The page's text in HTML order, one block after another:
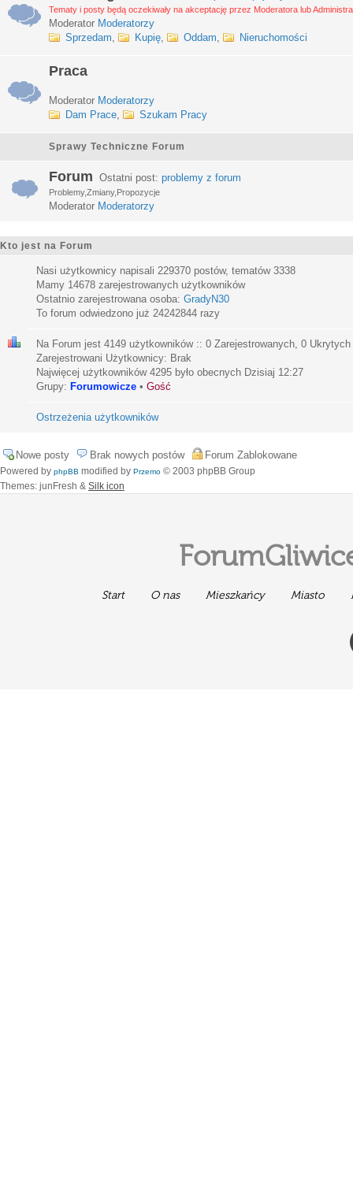
Tematy i posty będą oczekiwały na akceptację przez Moderatora lub
Moderator Moderatorzy
Sprzedam, Kupię, Oddam, Nieruchomości
Praca
Moderator Moderatorzy
Dam Prace, Szukam Pracy
Sprawy Techniczne Forum
Forum Ostatni post: problemy z forum
Problemy,Zmiany,Propozycje
Moderator Moderatorzy
Kto jest na Forum
Nasi użytkownicy napisali 229370 postów, tematów 3338
Mamy 14678 zarejestrowanych użytkowników
Ostatnio zarejestrowana osoba: GradyN30
To forum odwiedzono już 24242844 razy
Na Forum jest 4149 użytkowników :: 0 Zarejestrowanych, 0
Zarejestrowani Użytkownicy: Brak
Najwięcej użytkowników 4295 było obecnych Dzisiaj 12:27
Grupy: Forumowicze • Gość
Ostrzeżenia użytkowników
Nowe posty Brak nowych postów Forum Zablokowane
Powered by phpBB modified by Przemo © 2003 phpBB Group
Themes: junFresh & Silk icon
Start O nas Mieszkańcy Miasto